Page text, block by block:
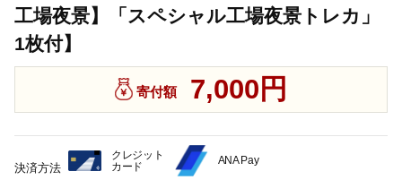
工場夜景】「スペシャル工場夜景トレカ」
1枚付】
寄付額 7,000円
決済方法
クレジット
カード
ANA Pay